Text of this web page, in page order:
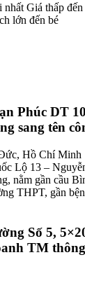
Giá thấp
lớn đến bé
Phúc DT
sang tên
Hồ Chí Minh
Lộ 13 –
nằm gần cầu
THPT, gần
Số 5,
TM